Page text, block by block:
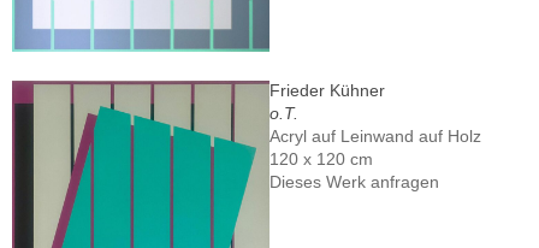
Frieder Kühner
o.T.
Acryl auf Leinwand auf Holz
120 x 120 cm
Dieses Werk anfragen